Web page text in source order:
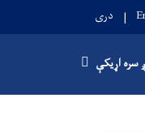
دری
سره اړیکې